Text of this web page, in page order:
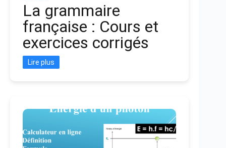
La grammaire
française : Cours et
exercices corrigés
Lire plus